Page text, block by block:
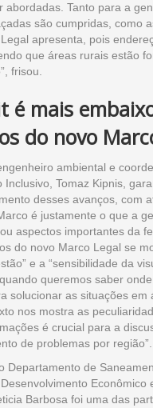
abordadas. Tanto para a
são cumpridas, como
apresenta, pois
que áreas rurais estão
frisou.
é mais
do novo
ambiental e
Inclusivo, Tomaz Kipnis,
desses avanços, com
é justamente o que a
aspectos importantes da
do novo Marco Legal se
e a “sensibilidade da
queremos saber
solucionar as situações em
nos mostra as
é crucial para a
de problemas por região”.
Departamento de
Econômico
Barbosa foi uma das